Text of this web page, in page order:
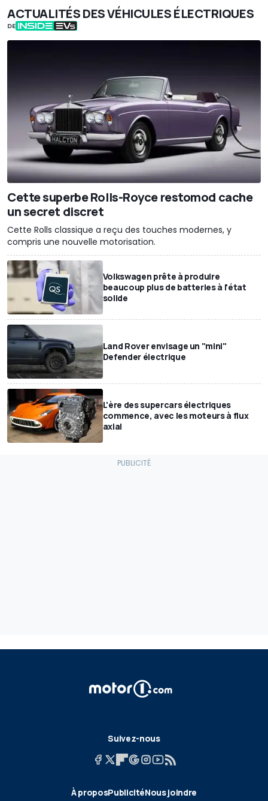
ACTUALITÉS DES VÉHICULES ÉLECTRIQUES
DE
Cette superbe Rolls-Royce restomod cache
un secret discret
Cette Rolls classique a reçu des touches modernes, y
compris une nouvelle motorisation.
Volkswagen prête à produire
beaucoup plus de batteries à l'état
solide
Land Rover envisage un "mini"
Defender électrique
L'ère des supercars électriques
commence, avec les moteurs à flux
axial
Suivez-nous
À proposPublicitéNous joindre